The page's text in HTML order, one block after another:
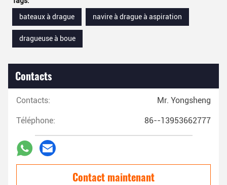
bateaux à drague
navire à drague à aspiration
dragueuse à boue
Contacts
Contacts: Mr. Yongsheng
Téléphone: 86--13953662777
Contact maintenant